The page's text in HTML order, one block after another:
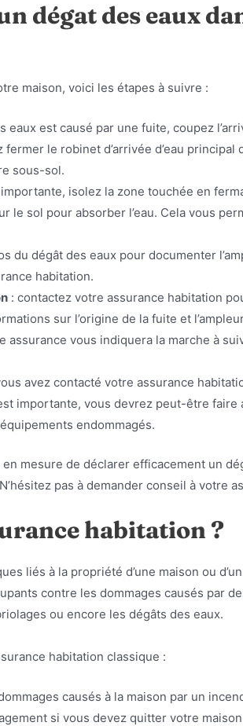
dégat des eaux
maison, voici les étapes à suivre :
eaux est causé par une fuite, coupez
le robinet d’arrivée d’eau principal
sous-sol.
isolez la zone touchée en
le sol pour absorber l’eau. Cela vous
du dégât des eaux pour documenter
habitation.
: contactez votre assurance habitation
sur l’origine de la fuite et
assurance vous indiquera la marche à
avez contacté votre assurance
importante, vous devrez peut-être faire
endommagés.
mesure de déclarer efficacement un
pas à demander conseil à votre
habitation ?
liés à la propriété d’une maison ou
contre les dommages causés par
ou encore les dégâts des eaux.
habitation classique :
causés à la maison par un
si vous devez quitter votre